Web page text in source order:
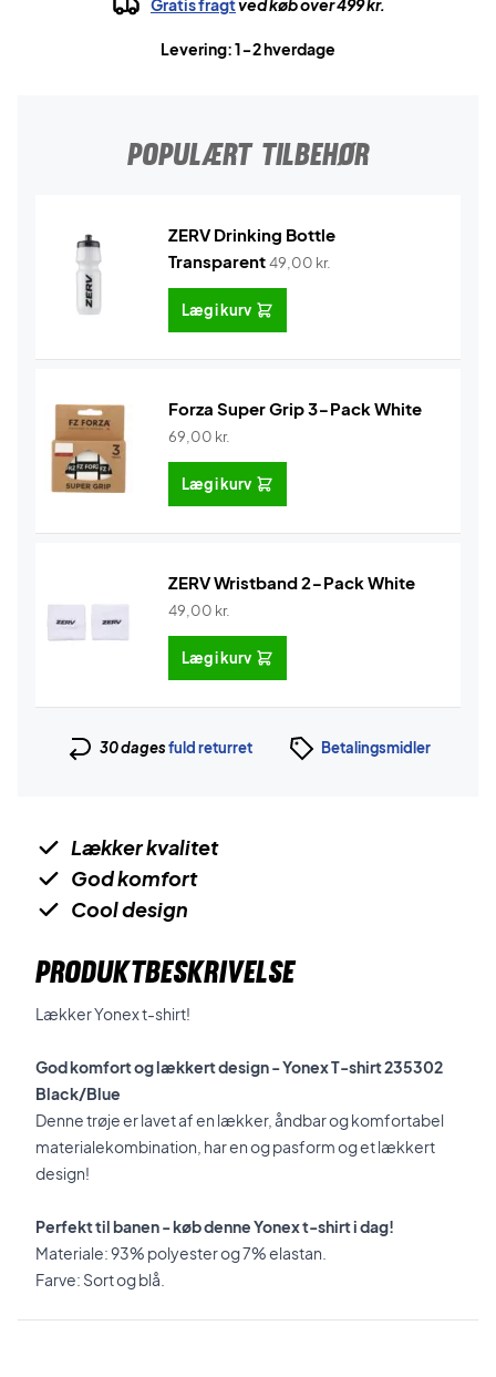
Gratis fragtved køb over 499 kr.
Levering: 1-2 hverdage
POPULÆRT TILBEHØR
ZERV Drinking Bottle
Transparent49,00 kr.
Læg i kurv
Forza Super Grip 3-Pack White
69,00 kr.
Læg i kurv
ZERV Wristband 2-Pack White
49,00 kr.
Læg i kurv
30 dagesfuld returret Betalingsmidler
Lækker kvalitet
God komfort
Cool design
PRODUKTBESKRIVELSE
Lækker Yonex t-shirt!
God komfort og lækkert design - Yonex T-shirt 235302
Black/Blue
Denne trøje er lavet af en lækker, åndbar og komfortabel
materialekombination, har en og pasform og et lækkert
design!
Perfekt til banen - køb denne Yonex t-shirt i dag!
Materiale: 93% polyester og 7% elastan.
Farve: Sort og blå.